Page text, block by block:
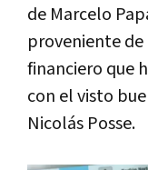
de Marcelo
proveniente
financiero que
con el visto
Nicolás Posse.